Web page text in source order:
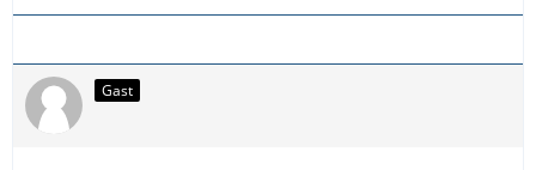
Gast